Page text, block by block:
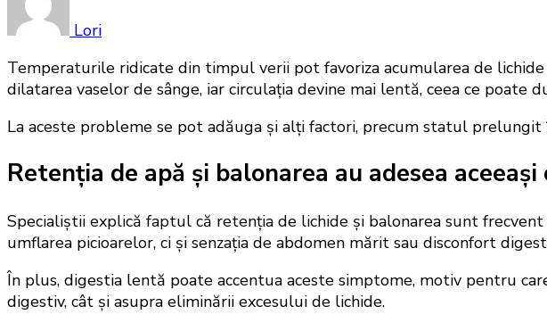
Lori
Temperaturile ridicate din timpul verii pot favoriza acumularea de
dilatarea vaselor de sânge, iar circulația devine mai lentă, ceea ce
La aceste probleme se pot adăuga și alți factori, precum statul prelungit
Retenția de apă și balonarea au adesea aceeași
Specialiștii explică faptul că retenția de lichide și balonarea sunt
umflarea picioarelor, ci și senzația de abdomen mărit sau disconfort
În plus, digestia lentă poate accentua aceste simptome, motiv pentru
digestiv, cât și asupra eliminării excesului de lichide.